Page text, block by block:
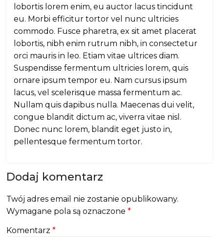
lobortis lorem enim, eu auctor lacus tincidunt
eu. Morbi efficitur tortor vel nunc ultricies
commodo. Fusce pharetra, ex sit amet placerat
lobortis, nibh enim rutrum nibh, in consectetur
orci mauris in leo. Etiam vitae ultrices diam.
Suspendisse fermentum ultricies lorem, quis
ornare ipsum tempor eu. Nam cursus ipsum
lacus, vel scelerisque massa fermentum ac.
Nullam quis dapibus nulla. Maecenas dui velit,
congue blandit dictum ac, viverra vitae nisl.
Donec nunc lorem, blandit eget justo in,
pellentesque fermentum tortor.
Dodaj komentarz
Twój adres email nie zostanie opublikowany.
Wymagane pola są oznaczone*
Komentarz*